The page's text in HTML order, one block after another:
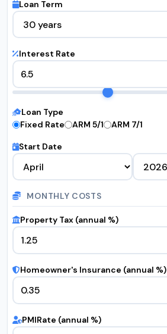
Loan Term
Interest Rate
Loan Type
Fixed Rate
ARM 5/1 ARM 7/1
Start Date
MONTHLY COSTS
Property Tax (annual %)
Homeowner's Insurance (annual %)
PMIRate (annual %)